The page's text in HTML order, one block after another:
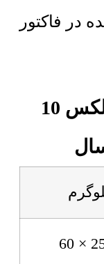
در فاکتور
شرایط خرید بلوک هبلکس 10
10 × 25 × 60